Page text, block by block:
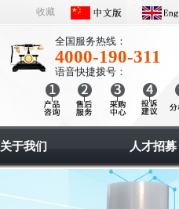
收藏
全国服务热线：
4000-190-311
语音快捷拨号：
关于我们 人才招募